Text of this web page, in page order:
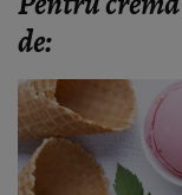
de: